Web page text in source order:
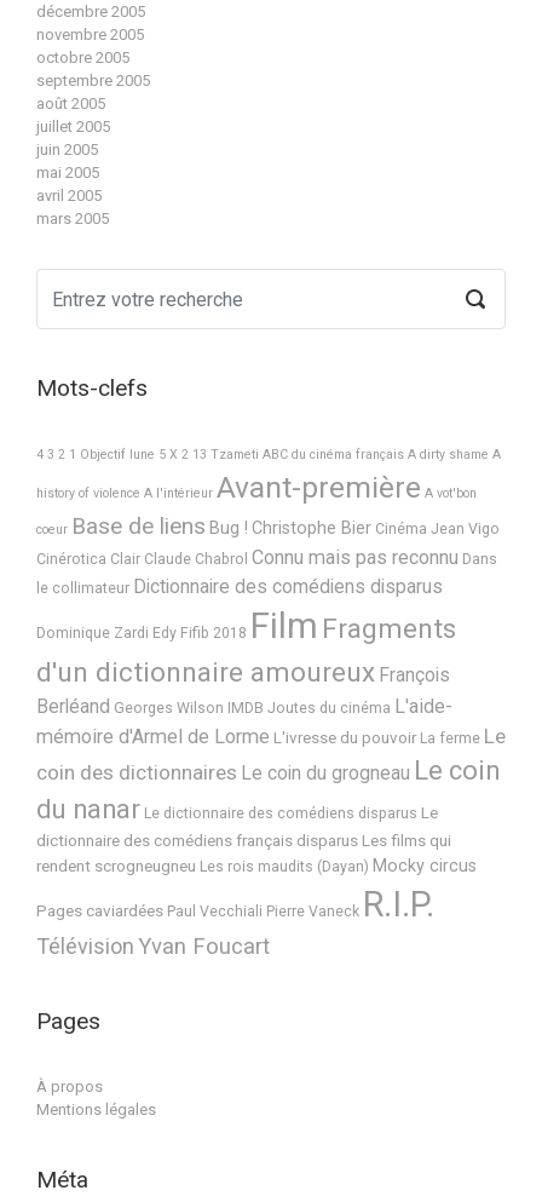
décembre 2005
novembre 2005
octobre 2005
septembre 2005
août 2005
juillet 2005
juin 2005
mai 2005
avril 2005
mars 2005
Mots-clefs
4 3 2 1 Objectif lune 5 X 2 13 Tzameti ABC du cinéma français A dirty shame A
history of violence A l'intérieur Avant-première A vot'bon
coeur Base de liens Bug ! Christophe Bier Cinéma Jean Vigo
Cinérotica Clair Claude Chabrol Connu mais pas reconnu Dans
le collimateur Dictionnaire des comédiens disparus
Dominique Zardi Edy Fifib 2018 Film Fragments
d'un dictionnaire amoureux François
Berléand Georges Wilson IMDB Joutes du cinéma L'aide-
mémoire d'Armel de Lorme L'ivresse du pouvoir La ferme Le
coin des dictionnaires Le coin du grogneau Le coin
du nanar Le dictionnaire des comédiens disparus Le
dictionnaire des comédiens français disparus Les films qui
rendent scrogneugneu Les rois maudits (Dayan) Mocky circus
Pages caviardées Paul Vecchiali Pierre Vaneck R.I.P.
TélévisionYvan Foucart
Pages
À propos
Mentions légales
Méta